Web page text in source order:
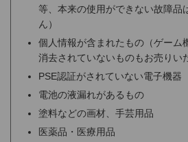
等、本来の使用ができない故障品
ん）
個人情報が含まれたもの（ゲーム
消去されていないものもお売りい
PSE認証がされていない電子機器
電池の液漏れがあるもの
塗料などの画材、手芸用品
医薬品・医療用品